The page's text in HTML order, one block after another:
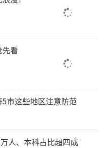
看
市这些地区注意防范
人、本科占比超四成